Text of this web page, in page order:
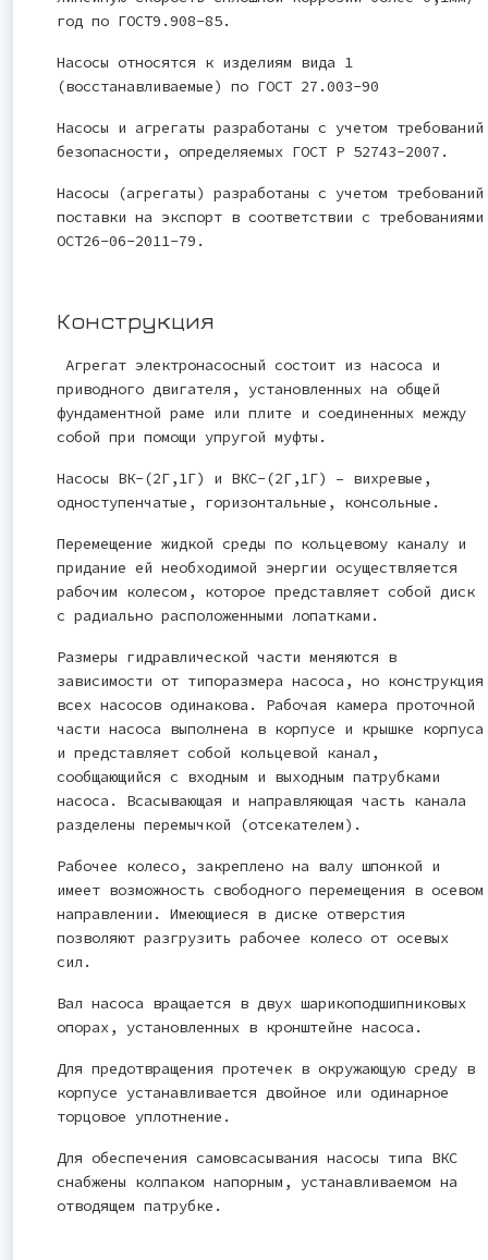
год по ГОСТ9.908-85.
Насосы относятся к изделиям вида 1
(восстанавливаемые) по ГОСТ 27.003-90
Насосы и агрегаты разработаны с учетом требований
безопасности, определяемых ГОСТ Р 52743-2007.
Насосы (агрегаты) разработаны с учетом требований
поставки на экспорт в соответствии с требованиями
ОСТ26-06-2011-79.
Конструкция
Агрегат электронасосный состоит из насоса и
приводного двигателя, установленных на общей
фундаментной раме или плите и соединенных между
собой при помощи упругой муфты.
Насосы ВК-(2Г,1Г) и ВКС-(2Г,1Г) – вихревые,
одноступенчатые, горизонтальные, консольные.
Перемещение жидкой среды по кольцевому каналу и
придание ей необходимой энергии осуществляется
рабочим колесом, которое представляет собой диск
с радиально расположенными лопатками.
Размеры гидравлической части меняются в
зависимости от типоразмера насоса, но конструкция
всех насосов одинакова. Рабочая камера проточной
части насоса выполнена в корпусе и крышке корпуса
и представляет собой кольцевой канал,
сообщающийся с входным и выходным патрубками
насоса. Всасывающая и направляющая часть канала
разделены перемычкой (отсекателем).
Рабочее колесо, закреплено на валу шпонкой и
имеет возможность свободного перемещения в осевом
направлении. Имеющиеся в диске отверстия
позволяют разгрузить рабочее колесо от осевых
сил.
Вал насоса вращается в двух шарикоподшипниковых
опорах, установленных в кронштейне насоса.
Для предотвращения протечек в окружающую среду в
корпусе устанавливается двойное или одинарное
торцовое уплотнение.
Для обеспечения самовсасывания насосы типа ВКС
снабжены колпаком напорным, устанавливаемом на
отводящем патрубке.